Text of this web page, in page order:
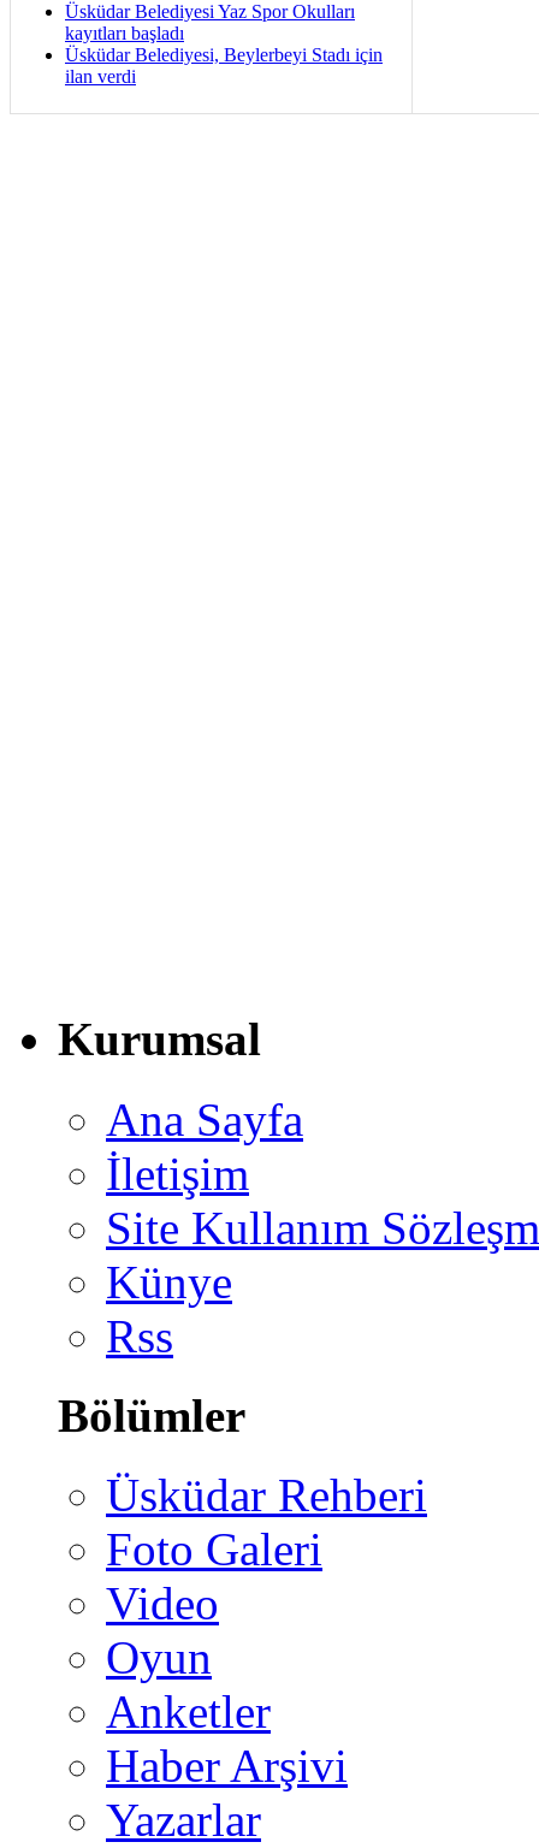
Üsküdar Belediyesi Yaz Spor Okulları
kayıtları başladı
Üsküdar Belediyesi, Beylerbeyi Stadı için
ilan verdi
Kurumsal
Ana Sayfa
İletişim
Site Kullanım
Künye
Rss
Bölümler
Üsküdar Rehberi
Foto Galeri
Video
Oyun
Anketler
Haber Arşivi
Yazarlar